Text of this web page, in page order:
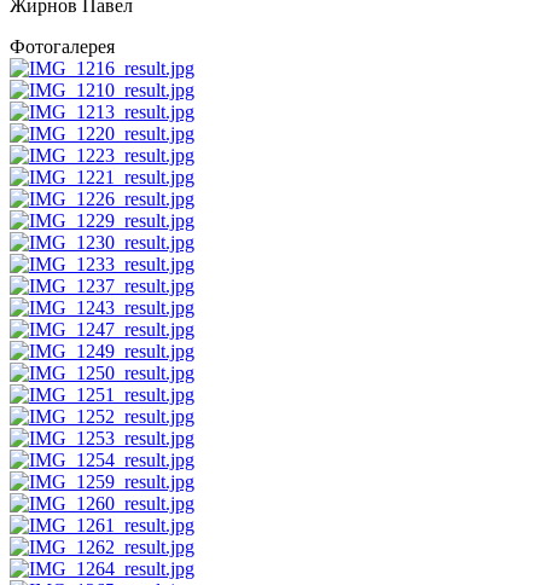
Жирнов Павел
Фотогалерея